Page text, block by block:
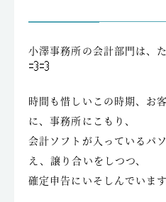
小澤事務所の会計部門は、
時間も惜しいこの時期、お
に、事務所にこもり、
会計ソフトが入っているパ
え、譲り合いをしつつ、
確定申告にいそしんでいます